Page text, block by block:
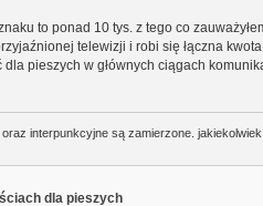
to ponad 10 tys. z tego co
telewizji i robi się łączna
pieszych w głównych ciągach
interpunkcyjne są zamierzone.
dla pieszych